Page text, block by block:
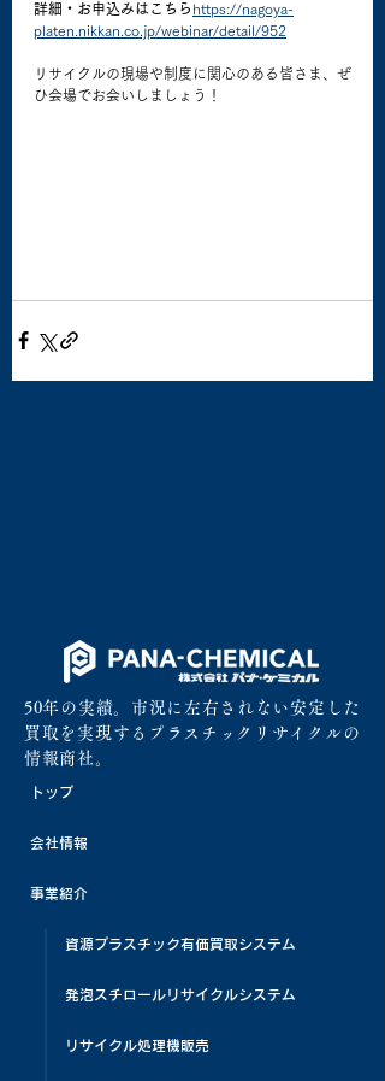
詳細・お申込みはこちら https://nagoya-
platen.nikkan.co.jp/webinar/detail/952
リサイクルの現場や制度に関心のある皆さま、ぜ
ひ会場でお会いしましょう！
50年の実績。市況に左右されない安定した
買取を実現するプラスチックリサイクルの
情報商社。
トップ
会社情報
事業紹介
資源プラスチック有価買取システム
発泡スチロールリサイクルシステム
リサイクル処理機販売